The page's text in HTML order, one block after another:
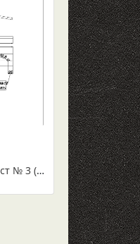
FUSO 5 т рессор задняя лист № 3 (Арт. IR 05-01-03)